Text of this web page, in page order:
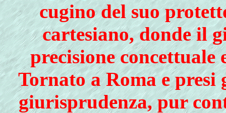
cugino del suo
cartesiano, donde il
precisione concettuale
Tornato a Roma e
giurisprudenza, pur